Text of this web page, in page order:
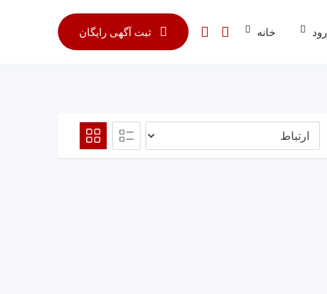
خانه ثبت آگهی رایگان